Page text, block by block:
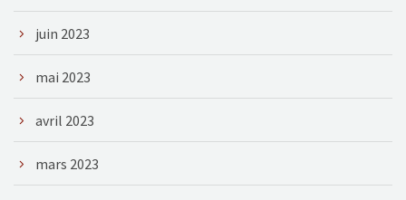
juin 2023
mai 2023
avril 2023
mars 2023